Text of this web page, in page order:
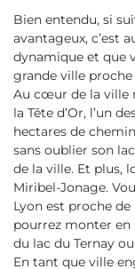
Bien entendu, si
avantageux, c’est
dynamique et que
grande ville proche
Au cœur de la ville
la Tête d’Or, l’un
hectares de
sans oublier son
de la ville. Et plus,
Miribel-Jonage.
Lyon est proche
pourrez monter en
du lac du Ternay
En tant que ville